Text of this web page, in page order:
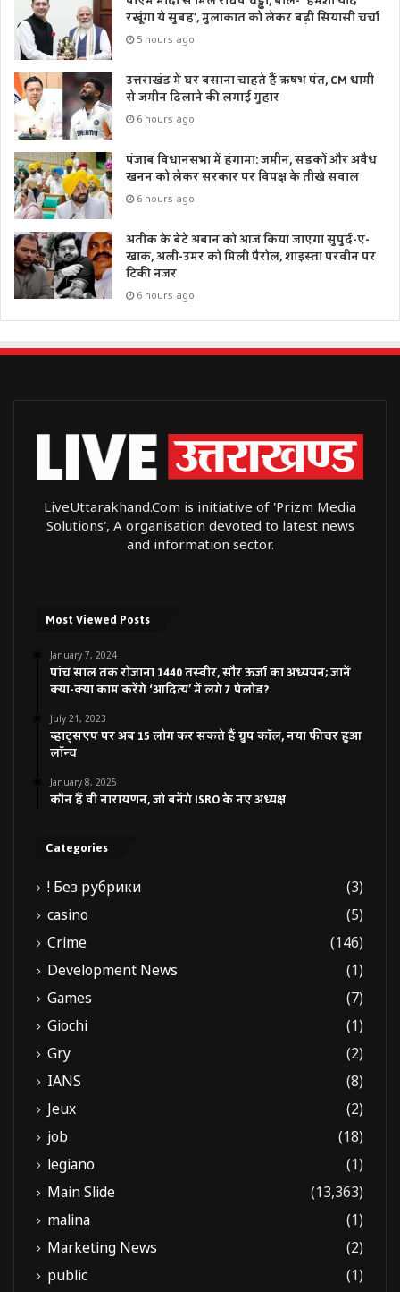
रखूंगा ये सुबह’, मुलाकात को लेकर बढ़ी सियासी चर्चा
5 hours ago
उत्तराखंड में घर बसाना चाहते हैं ऋषभ पंत, CM धामी
से जमीन दिलाने की लगाई गुहार
6 hours ago
पंजाब विधानसभा में हंगामा: जमीन, सड़कों और अवैध
खनन को लेकर सरकार पर विपक्ष के तीखे सवाल
6 hours ago
अतीक के बेटे अबान को आज किया जाएगा सुपुर्द-ए-
खाक, अली-उमर को मिली पैरोल, शाइस्ता परवीन पर
टिकी नजर
6 hours ago
LiveUttarakhand.Com is initiative of 'Prizm Media
Solutions', A organisation devoted to latest news
and information sector.
Most Viewed Posts
January 7, 2024
पांच साल तक रोजाना 1440 तस्वीर, सौर ऊर्जा का अध्ययन; जानें
क्या-क्या काम करेंगे ‘आदित्य’ में लगे 7 पेलोड?
July 21, 2023
व्हाट्सएप पर अब 15 लोग कर सकते हैं ग्रुप कॉल, नया फीचर हुआ
लॉन्च
January 8, 2025
कौन हैं वी नारायणन, जो बनेंगे ISRO के नए अध्यक्ष
Categories
! Без рубрики
(3)
casino
(5)
Crime
(146)
Development News
(1)
Games
(7)
Giochi
(1)
Gry
(2)
IANS
(8)
Jeux
(2)
job
(18)
legiano
(1)
Main Slide
(13,363)
malina
(1)
Marketing News
(2)
public
(1)